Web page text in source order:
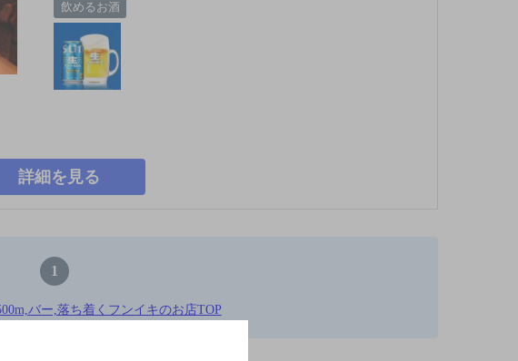
飲めるお酒
詳細を見る
1
バー,落ち着くフンイキのお店TOP